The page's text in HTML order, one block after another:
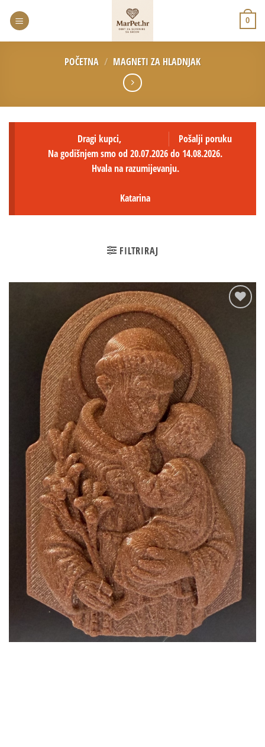
0
POČETNA / MAGNETI ZA HLADNJAK
Pošalji poruku
Dragi kupci,
Na godišnjem smo od 20.07.2026 do 14.08.2026.
Hvala na razumijevanju.
Katarina
FILTRIRAJ